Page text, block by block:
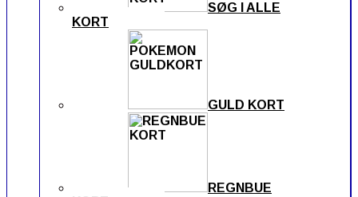
SØG I ALLE
KORT
GULD KORT
REGNBUE